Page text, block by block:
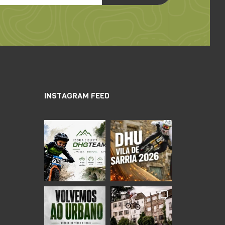
INSTAGRAM FEED